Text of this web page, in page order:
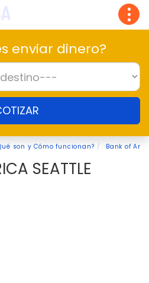
enviar dinero?
son y Cómo funcionan? Bank of
SEATTLE